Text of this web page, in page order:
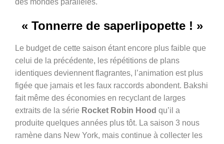
des mondes parallèles.
« Tonnerre de saperlipopette ! »
Le budget de cette saison étant encore plus faible que
celui de la précédente, les répétitions de plans
identiques deviennent flagrantes, l’animation est plus
figée que jamais et les faux raccords abondent. Bakshi
fait même des économies en recyclant de larges
extraits de la série Rocket Robin Hood qu’il a
produite quelques années plus tôt. La saison 3 nous
ramène dans New York, mais continue à collecter les